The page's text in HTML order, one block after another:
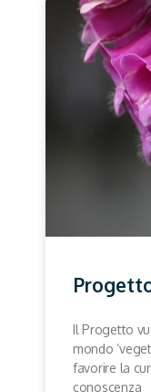
Il Progetto
mondo
favorire la
conoscenza